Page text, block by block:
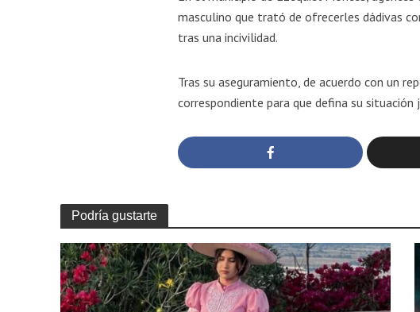
masculino que trató de ofrecerles dádivas
tras una incivilidad.
Tras su aseguramiento, de acuerdo con un
correspondiente para que defina su situación
Podría gustarte